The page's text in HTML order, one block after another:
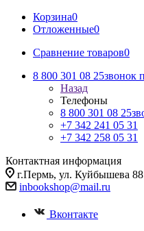
Корзина0
Отложенные0
Сравнение товаров0
8 800 301 08 25звонок
Назад
Телефоны
8 800 301 08 25
+7 342 241 05 31
+7 342 258 05 31
Контактная информация
г.Пермь, ул. Куйбышева 88
inbookshop@mail.ru
Вконтакте